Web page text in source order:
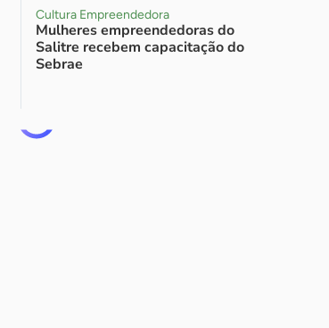
Cultura Empreendedora
Mulheres empreendedoras do
Salitre recebem capacitação do
Sebrae